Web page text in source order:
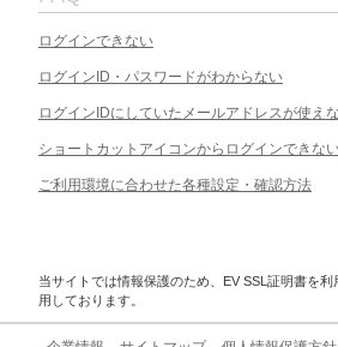
ログインできない
ログインID・パスワードがわからない
ログインIDにしていたメールアドレスが使え
ショートカットアイコンからログインできな
ご利用環境に合わせた各種設定・確認方法
当サイトでは情報保護のため、EV SSL証明書を
用しております。